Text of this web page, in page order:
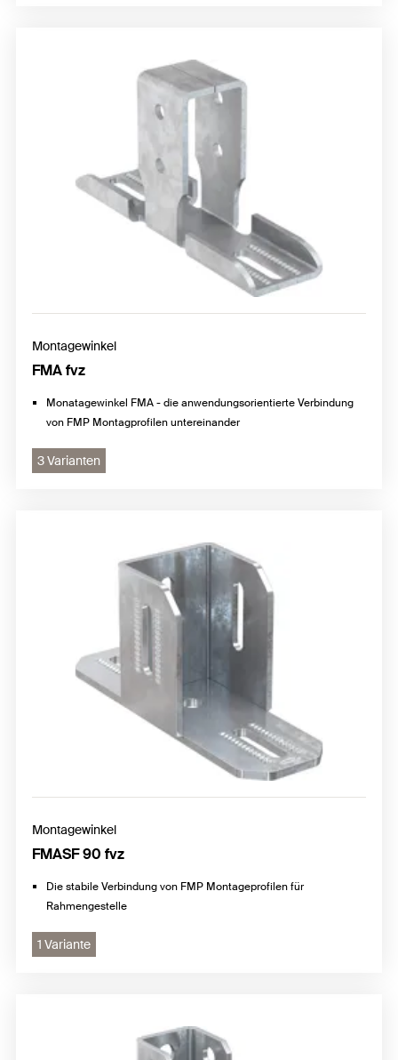
Montagewinkel
FMA fvz
Monatagewinkel FMA - die anwendungsorientierte Verbindung
von FMP Montagprofilen untereinander
3 Varianten
Montagewinkel
FMASF 90 fvz
Die stabile Verbindung von FMP Montageprofilen für
Rahmengestelle
1 Variante